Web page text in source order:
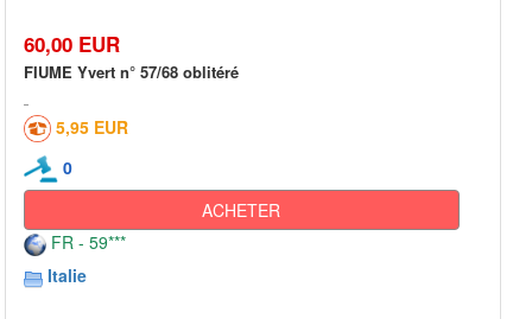
60,00 EUR
FIUME Yvert n° 57/68 oblitéré
5,95 EUR
0
ACHETER
FR - 59***
Italie